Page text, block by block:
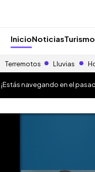
InicioNoticiasTurismo
Terremotos Lluvias
¡Estás navegando en el